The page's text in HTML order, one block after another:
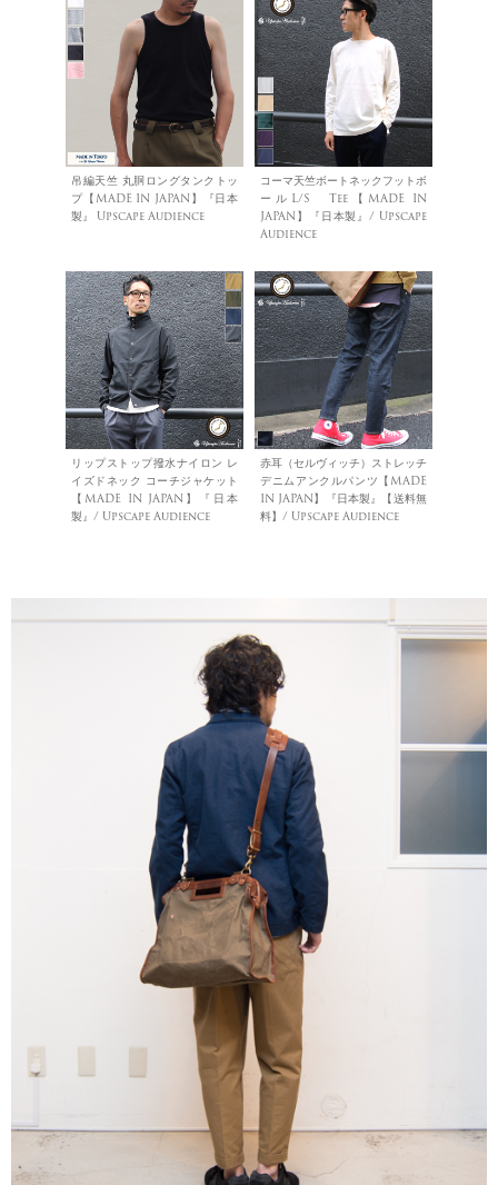
吊編天竺 丸胴ロングタンクトッ
プ【MADE IN JAPAN】『日本
製』 Upscape Audience
コーマ天竺ボートネックフットボ
ールL/S Tee【MADE IN
JAPAN】『日本製』/ Upscape
Audience
リップストップ撥水ナイロン レ
イズドネック コーチジャケット
【MADE IN JAPAN】『日本
製』/ Upscape Audience
赤耳（セルヴィッチ）ストレッチ
デニムアンクルパンツ【MADE
IN JAPAN】『日本製』【送料無
料】/ Upscape Audience